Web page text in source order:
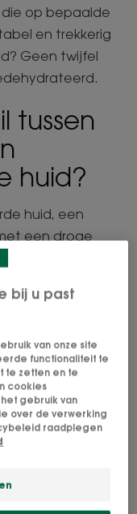
die op bepaalde
en trekkerig
Geen twijfel
tussen
huid?
huid, een
een droge
hele leven
de symptomen
zo
bij u past
van onze site
functionaliteit te
te zetten en te
cookies
gebruik van
over de verwerking
raadplegen